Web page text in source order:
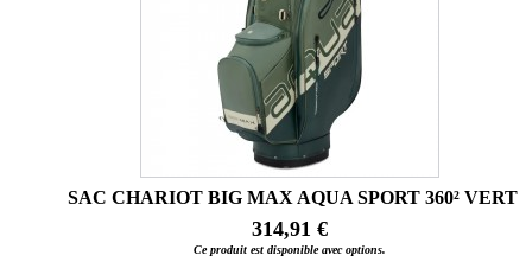
SAC CHARIOT BIG MAX AQUA SPORT 360² VERT
314,91 €
Ce produit est disponible avec options.